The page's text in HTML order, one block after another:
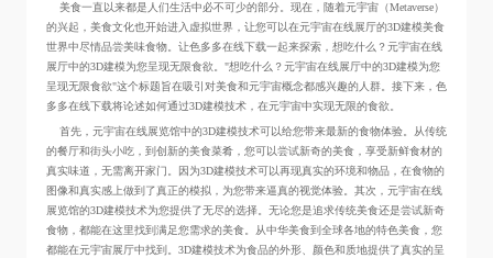
美食一直以来都是人们生活中必不可少的部分。现在，随着元宇宙（Metaverse）
的兴起，美食文化也开始进入虚拟世界，让您可以在元宇宙在线展厅的3D建模美食
世界中尽情品尝美味食物。让色多多在线下载一起来探索，想吃什么？元宇宙在线
展厅中的3D建模为您呈现无限食欲。"想吃什么？元宇宙在线展厅中的3D建模为您
呈现无限食欲"这个标题旨在吸引对美食和元宇宙概念都感兴趣的人群。接下来，色
多多在线下载将论述如何通过3D建模技术，在元宇宙中实现无限的食欲。
首先，元宇宙在线展览馆中的3D建模技术可以给您带来最新的食物体验。从传统
的餐厅和街头小吃，到创新的美食菜肴，您可以尝试新奇的美食，享受新鲜食材的
真实味道，无需离开家门。因为3D建模技术可以再现真实的环境和物品，在食物的
图像和真实感上做到了真正的模拟，为您带来逼真的视觉体验。其次，元宇宙在线
展览馆的3D建模技术为您提供了无尽的选择。无论您是追求传统美食还是尝试新奇
食物，都能在这里找到满足您需求的美食。从中华美食到全球各地的特色美食，您
都能在元宇宙展厅中找到。3D建模技术为食品的外形、颜色和质地提供了真实的呈